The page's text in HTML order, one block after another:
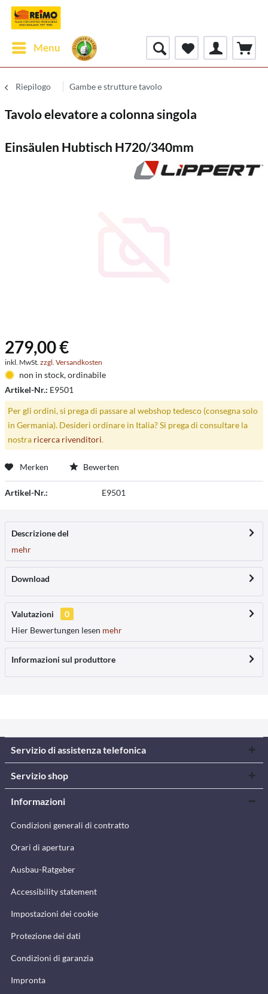
Menu
Riepilogo Gambe e strutture tavolo
Tavolo elevatore a colonna singola
Einsäulen Hubtisch H720/340mm
279,00 €
inkl. MwSt. zzgl. Versandkosten
non in stock, ordinabile
Artikel-Nr.: E9501
Per gli ordini, si prega di passare al webshop tedesco (consegna solo
in Germania). Desideri ordinare in Italia? Si prega di consultare la
nostra ricerca rivenditori.
Merken Bewerten
Artikel-Nr.: E9501
Descrizione del
mehr
Download
Valutazioni
0
Hier Bewertungen lesen mehr
Informazioni sul produttore
Servizio di assistenza telefonica
Servizio shop
Informazioni
Condizioni generali di contratto
Orari di apertura
Ausbau-Ratgeber
Accessibility statement
Impostazioni dei cookie
Protezione dei dati
Condizioni di garanzia
Impronta